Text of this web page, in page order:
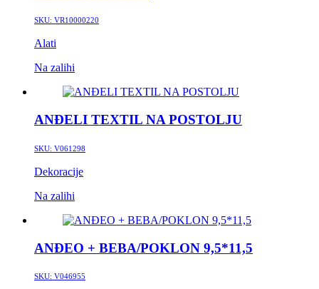
SKU: VR10000220
Alati
Na zalihi
ANĐELI TEXTIL NA POSTOLJU
SKU: V061298
Dekoracije
Na zalihi
ANĐEO + BEBA/POKLON 9,5*11,5
SKU: V046955